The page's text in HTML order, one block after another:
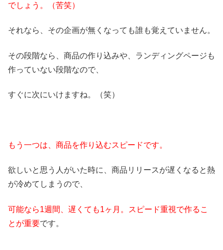
でしょう。（苦笑）
それなら、その企画が無くなっても誰も覚えていません。
その段階なら、商品の作り込みや、ランディングページも
作っていない段階なので、
すぐに次にいけますね。（笑）
もう一つは、商品を作り込むスピードです。
欲しいと思う人がいた時に、商品リリースが遅くなると熱
が冷めてしまうので、
可能なら1週間、遅くても1ヶ月。スピード重視で作るこ
とが重要です。